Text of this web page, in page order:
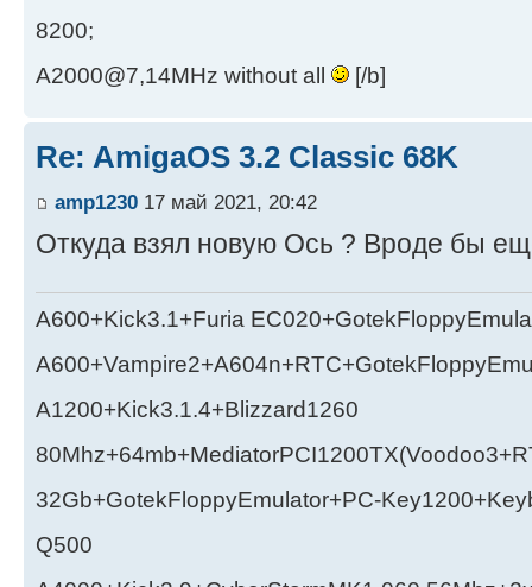
8200;
A2000@7,14MHz without all
[/b]
Re: AmigaOS 3.2 Classic 68K
amp1230 17 май 2021, 20:42
Откуда взял новую Ось ? Вроде бы
A600+Kick3.1+Furia
A1200+Kick3.1.4+Blizzard1260
32Gb+GotekFloppyEmulator+PC-
Q500